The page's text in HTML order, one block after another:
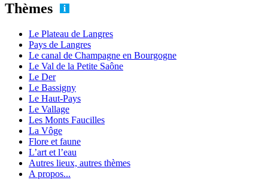
Thèmes
Le Plateau de Langres
Pays de Langres
Le canal de Champagne en Bourgogne
Le Val de la Petite Saône
Le Der
Le Bassigny
Le Haut-Pays
Le Vallage
Les Monts Faucilles
La Vôge
Flore et faune
L’art et l’eau
Autres lieux, autres thèmes
A propos...